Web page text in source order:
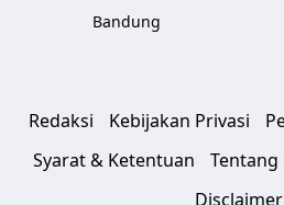
Bandung
Redaksi Kebijakan Privasi
Syarat & Ketentuan
Tentang
Disclaimer